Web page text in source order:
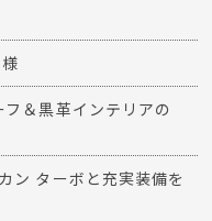
＆黒革インテリアの
ン ターボと充実装備を